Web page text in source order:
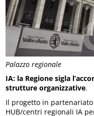
Palazzo regionale
IA: la Regione sigla
strutture organizzative.
Il progetto in partenariato
HUB/centri regionali IA